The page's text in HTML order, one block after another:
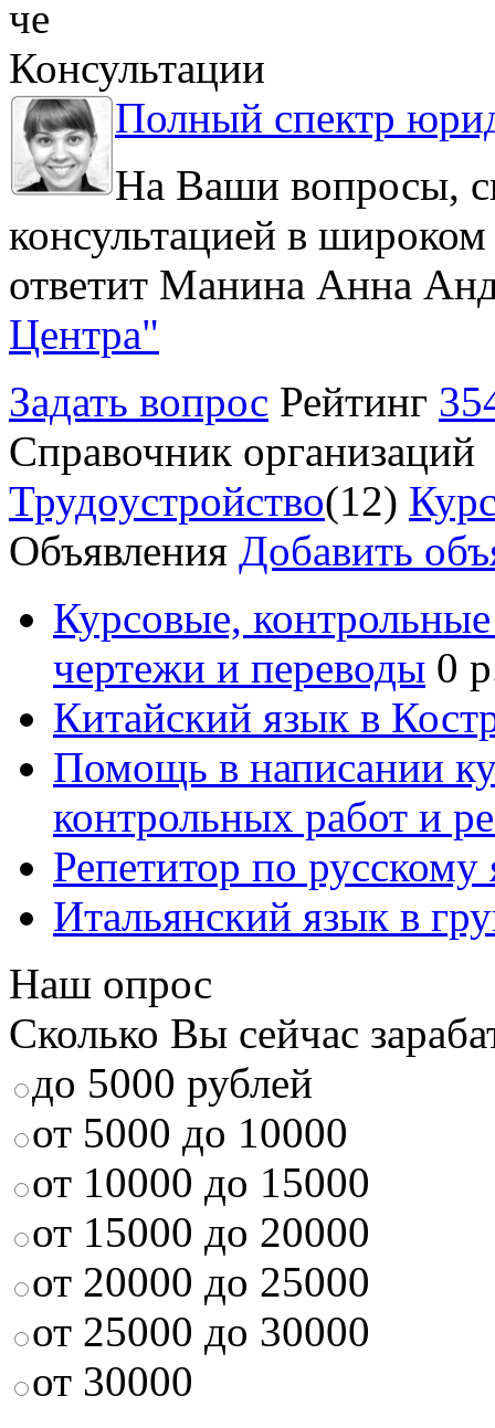
че
Консультации
Полный спектр
На Ваши вопросы,
консультацией в
ответит Манина Анна
Центра"
Задать вопрос Рейтинг
Справочник организаций
Трудоустройство(12)
Объявления Добавить
Курсовые,
чертежи и переводы 0
Китайский язык в
Помощь в написании
контрольных работ и
Репетитор по русскому
Итальянский язык в
Наш опрос
Сколько Вы сейчас
до 5000 рублей
от 5000 до 10000
от 10000 до 15000
от 15000 до 20000
от 20000 до 25000
от 25000 до 30000
от 30000